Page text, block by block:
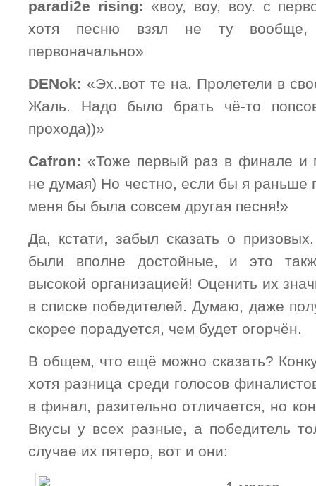
paradi2e rising: «воу, воу, воу. с
хотя песню взял не ту вообще,
первоначально»
DENok: «Эх..вот те на. Пролетели в
Жаль. Надо было брать чё-то
прохода))»
Cafron: «Тоже первый раз в финале и
не думая) Но честно, если бы я
меня бы была совсем другая песня!»
Да, кстати, забыл сказать о
были вполне достойные, и это
высокой организацией! Оценить их
в списке победителей. Думаю, даже
скорее порадуется, чем будет огорчён.
В общем, что ещё можно сказать?
хотя разница среди голосов
в финал, разительно отличается, но
Вкусы у всех разные, а победитель
случае их пятеро, вот и они: